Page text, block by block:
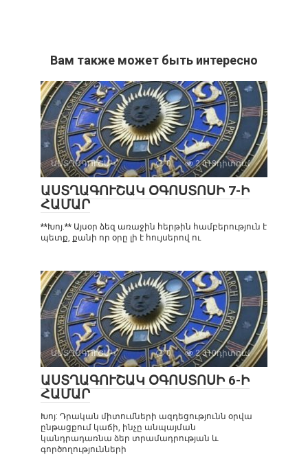
Вам также может быть интересно
ԱՍՏՂԱԳՈՒՇԱԿ 0 2 018դիտում
ԱՍՏՂԱԳՈՒՇԱԿ ՕԳՈՍՏՈՍԻ 7-Ի
ՀԱՄԱՐ
**Խոյ.** Այսօր ձեզ առաջին հերթին համբերություն է
պետք, քանի որ օրը լի է հույսերով ու
ԱՍՏՂԱԳՈՒՇԱԿ 0 2 310դիտում
ԱՍՏՂԱԳՈՒՇԱԿ ՕԳՈՍՏՈՍԻ 6-Ի
ՀԱՄԱՐ
Խոյ: Դրական միտումների ազդեցությունն օրվա
ընթացքում կաճի, ինչը անպայման
կանդրադառնա ձեր տրամադրության և
գործողությունների